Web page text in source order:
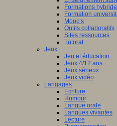
Formations
Formation
Mooc’s
Outils collaboratifs
Sites ressources
Tutorat
Jeux
Jeu et éducation
Jeux 4/12 ans
Jeux sérieux
Jeux vidéo
Langages
Ecriture
Humour
Langue orale
Langues vivantes
Lecture